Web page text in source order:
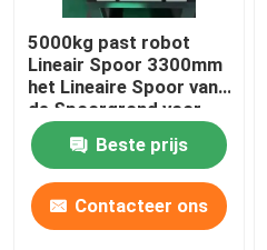
5000kg past robot
Lineair Spoor 3300mm
het Lineaire Spoor van
de Spoorgrond voor
YASKAWA FANUC 6
Wapen van de As het
Industriële Robot toe
Beste prijs
Contacteer ons